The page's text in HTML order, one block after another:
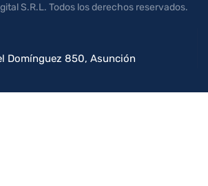
Domínguez 850, Asunción
S.R.L. Todos los derechos reservados.